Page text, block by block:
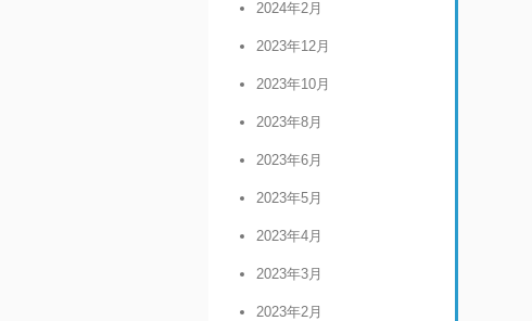
2024年2月
2023年12月
2023年10月
2023年8月
2023年6月
2023年5月
2023年4月
2023年3月
2023年2月